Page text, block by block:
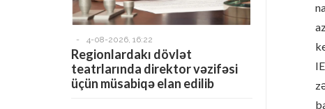
- 4-08-2026, 16:22
Regionlardakı dövlət
teatrlarında direktor vəzifəsi
üçün müsabiqə elan edilib